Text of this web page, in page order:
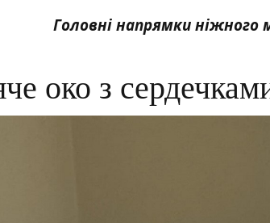
Головні напрямки
око з